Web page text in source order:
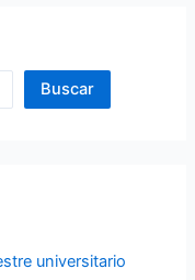
Buscar
universitario